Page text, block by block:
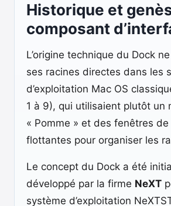
Historique et
composant
L’origine technique du Dock
ses racines directes dans les
d’exploitation Mac OS
1 à 9), qui utilisaient plutôt un
« Pomme » et des fenêtres
flottantes pour organiser les
Le concept du Dock a été
développé par la firme NeXT
système d’exploitation